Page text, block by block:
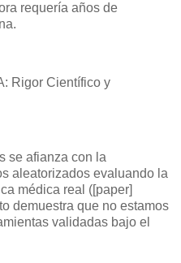
requería años de
Rigor Científico y
se afianza con la
aleatorizados evaluando la
médica real ([paper]
demuestra que no estamos
validadas bajo el